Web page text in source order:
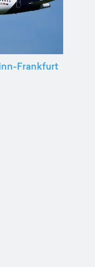
Frankfurt